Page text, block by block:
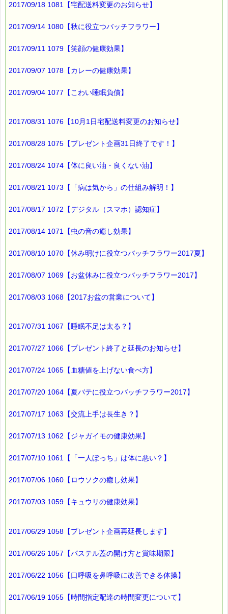
今年は、
漬けてみました。
どれも
最後まで読んでいただきありがとうございます。
■ｅクーポン券 プレゼント ━━☆
★★★★★★★★★★★★★★★★
有効期限 ：2017/07/17(月)まで
タイプ ：くじタイプ
バッチフラワーレメディ・レスキュークリーム１本当毎に
割引き金額は、買い物カゴで内容確認する際に決定します。
当たる確率は（1等：5% 2等：10% 3等：85%）です。
※バッチフラワー関連商品・関連書籍、セット商品は対象外で
※単品でも「こころ・サポート」などの割引き商品は対象外で
す。
詳しくは下記サイトをご覧ください。
∞∞∞∞∞∞∞∞∞∞∞∞∞∞∞
応募など）していただいたお客様だけにお届けする限定メールで
割引クーポンのプレゼントや、耳より情報をいち早くお届け致し
ます！
→https://pass-thyme.com/special/maga_back2017.asp
→https://pass-thyme.com/special/mailmaga.asp
■━━━━━━━━━━━━━━■
バッチフラワーレメディに出会えて良かった！！
──────────────
発行責任者：店長 千葉るみこ
*****@pass-thyme.com
■━━━━━━━━━━━━━━■
2017/09/18 1081【宅配送料変更のお知らせ】
2017/09/14 1080【秋に役立つバッチフラワー】
2017/09/11 1079【笑顔の健康効果】
2017/09/07 1078【カレーの健康効果】
2017/09/04 1077【こわい睡眠負債】
2017/08/31 1076【10月1日宅配送料変更のお知らせ】
2017/08/28 1075【プレゼント企画31日終了です！】
2017/08/24 1074【体に良い油・良くない油】
2017/08/21 1073【「病は気から」の仕組み解明！】
2017/08/17 1072【デジタル（スマホ）認知症】
2017/08/14 1071【虫の音の癒し効果】
2017/08/10 1070【休み明けに役立つバッチフラワー2017夏】
2017/08/07 1069【お盆休みに役立つバッチフラワー2017】
2017/08/03 1068【2017お盆の営業について】
2017/07/31 1067【睡眠不足は太る？】
2017/07/27 1066【プレゼント終了と延長のお知らせ】
2017/07/24 1065【血糖値を上げない食べ方】
2017/07/20 1064【夏バテに役立つバッチフラワー2017】
2017/07/17 1063【交流上手は長生き？】
2017/07/13 1062【ジャガイモの健康効果】
2017/07/10 1061【「一人ぼっち」は体に悪い？】
2017/07/06 1060【ロウソクの癒し効果】
2017/07/03 1059【キュウリの健康効果】
2017/06/29 1058【プレゼント企画再延長します】
2017/06/26 1057【パステル蓋の開け方と賞味期限】
2017/06/22 1056【口呼吸を鼻呼吸に改善できる体操】
2017/06/19 1055【時間指定配達の時間変更について】